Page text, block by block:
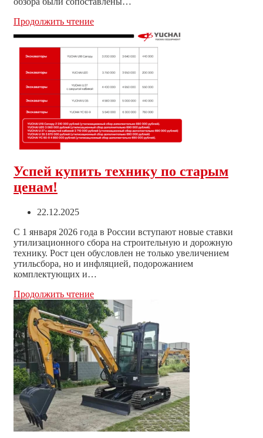
Продолжить чтениеМы
сравнение
мини-
экскаваторов
Yuchai
и
Zoomlion
Успей купить технику по старым
ценам!
Запись
22.12.2025
С 1 января 2026 года в России вступают новые ставки
утилизационного сбора на строительную и дорожную
технику. Рост цен обусловлен не только увеличением
утильсбора, но и инфляцией, подорожанием
комплектующих и…
Продолжить чтениеУспей
купить
технику
по
старым
ценам!